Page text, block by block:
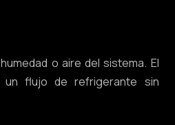
o aire del sistema. El
un flujo de refrigerante sin